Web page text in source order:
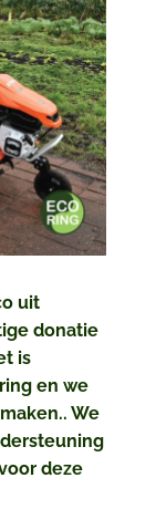
uit
donatie
is
en we
We
deze